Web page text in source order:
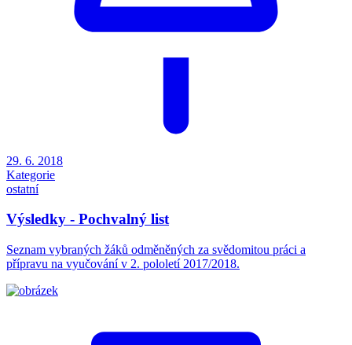
29. 6. 2018
Kategorie
ostatní
Výsledky - Pochvalný list
Seznam vybraných žáků odměněných za svědomitou práci a
přípravu na vyučování v 2. pololetí 2017/2018.